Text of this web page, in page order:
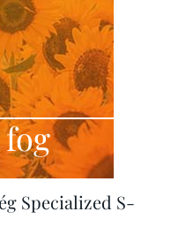
Specialized S-